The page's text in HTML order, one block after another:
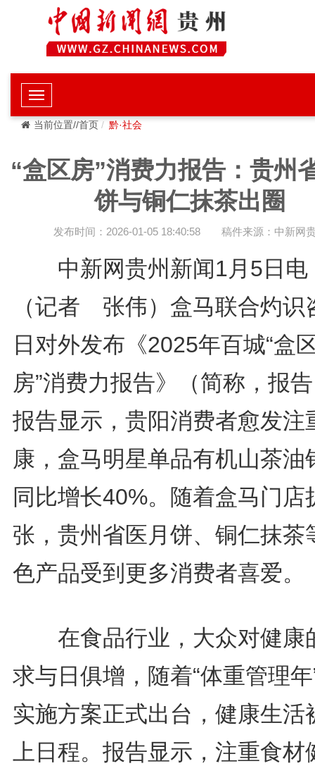
当前位置//首页 黔·社会
“盒区房”消费力报告：贵州
饼与铜仁抹茶出圈
发布时间：2026-01-05 18:40:58 稿件来源：中新网
中新网贵州新闻1月5日
（记者 张伟）盒马联合灼识
日对外发布《2025年百城“盒
房”消费力报告》（简称，报
报告显示，贵阳消费者愈发注
康，盒马明星单品有机山茶油
同比增长40%。随着盒马门店
张，贵州省医月饼、铜仁抹茶
色产品受到更多消费者喜爱。
在食品行业，大众对健康
求与日俱增，随着“体重管理
实施方案正式出台，健康生活
上日程。报告显示，注重食材